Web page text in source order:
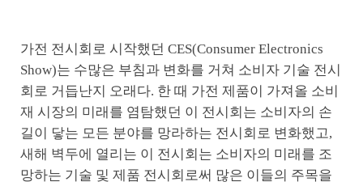
가전 전시회로 시작했던 CES(Consumer Electronics
Show)는 수많은 부침과 변화를 거쳐 소비자 기술 전시
회로 거듭난지 오래다. 한 때 가전 제품이 가져올 소비
재 시장의 미래를 염탐했던 이 전시회는 소비자의 손
길이 닿는 모든 분야를 망라하는 전시회로 변화했고,
새해 벽두에 열리는 이 전시회는 소비자의 미래를 조
망하는 기술 및 제품 전시회로써 많은 이들의 주목을